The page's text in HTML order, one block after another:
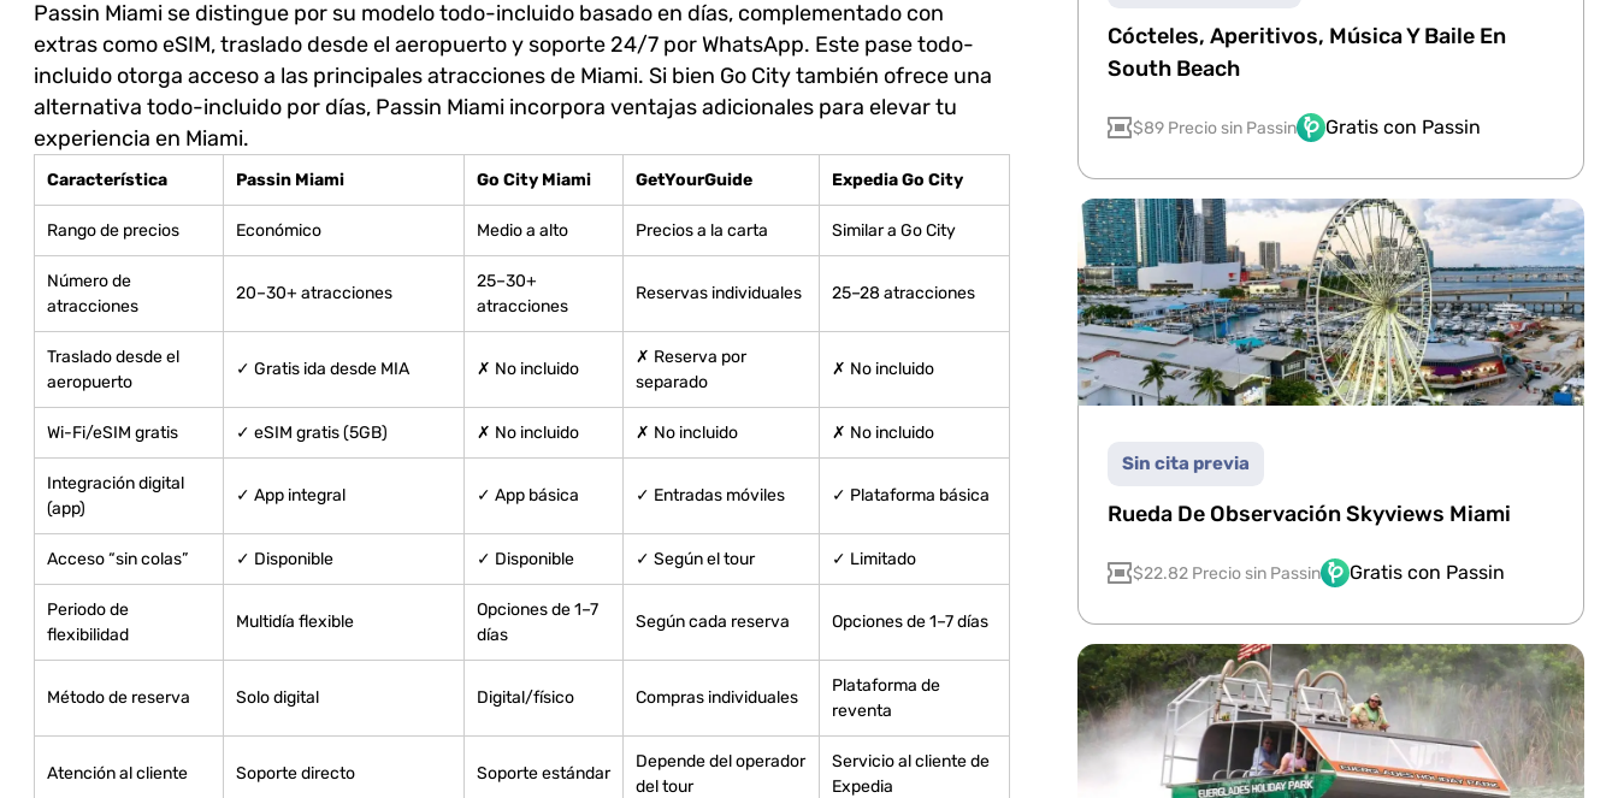
Passin Miami se distingue por su modelo todo-incluido basado en días, complementado con
extras como eSIM, traslado desde el aeropuerto y soporte 24/7 por WhatsApp. Este pase todo-
incluido otorga acceso a las principales atracciones de Miami. Si bien Go City también ofrece una
alternativa todo-incluido por días, Passin Miami incorpora ventajas adicionales para elevar tu
experiencia en Miami.
Característica Passin Miami Go City Miami GetYourGuide Expedia Go City
Rango de precios Económico Medio a alto Precios a la carta Similar a Go City
Número de
atracciones
20–30+ atracciones
25–30+
atracciones
Reservas individuales 25–28 atracciones
Traslado desde el
aeropuerto
✓ Gratis ida desde MIA ✗ No incluido
✗ Reserva por
separado
✗ No incluido
Wi-Fi/eSIM gratis ✓ eSIM gratis (5GB) ✗ No incluido ✗ No incluido ✗ No incluido
Integración digital
(app)
✓ App integral ✓ App básica ✓ Entradas móviles ✓ Plataforma básica
Acceso “sin colas” ✓ Disponible ✓ Disponible ✓ Según el tour ✓ Limitado
Periodo de
flexibilidad
Multidía flexible
Opciones de 1–7
días
Según cada reserva Opciones de 1–7 días
Método de reserva Solo digital Digital/físico Compras individuales
Plataforma de
reventa
Atención al cliente Soporte directo Soporte estándar
Depende del operador
del tour
Servicio al cliente de
Expedia
Cócteles, Aperitivos, Música Y Baile En
South Beach
$89 Precio sin Passin Gratis con Passin
Sin cita previa
Rueda De Observación Skyviews Miami
$22.82 Precio sin Passin Gratis con Passin